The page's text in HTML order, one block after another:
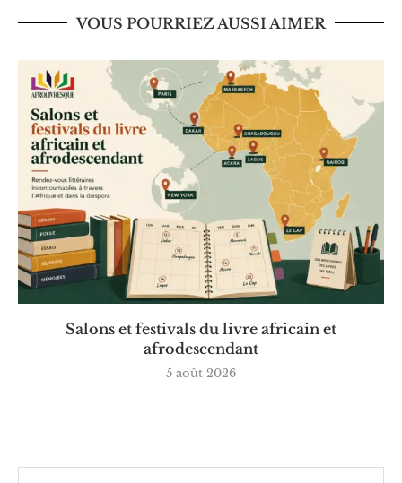
VOUS POURRIEZ AUSSI AIMER
Salons et festivals du livre africain et
afrodescendant
5 août 2026